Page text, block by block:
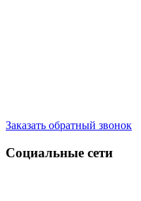
Заказать обратный звонок
Социальные сети